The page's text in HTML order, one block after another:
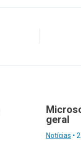
geral
Notícias •